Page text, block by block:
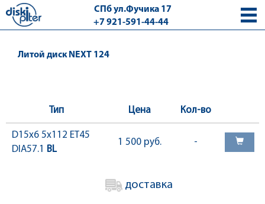
СПб ул.Фучика 17
+7 921-591-44-44
Литой диск NEXT 124
Тип Цена Кол-во
D15x6 5x112 ET45
DIA57.1 BL
1 500 руб. -
доставка